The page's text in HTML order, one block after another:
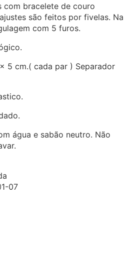
com bracelete de couro
são feitos por fivelas. Na
com 5 furos.
5 cm.( cada par ) Separador
água e sabão neutro. Não
07